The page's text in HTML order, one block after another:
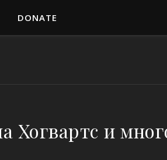
DONATE
Хогвартс и